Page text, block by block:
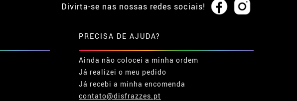
Divirta-se nas nossas redes sociais!
PRECISA DE AJUDA?
Ainda não colocei a minha ordem
Já realizei o meu pedido
Já recebi a minha encomenda
contato@disfrazzes.pt